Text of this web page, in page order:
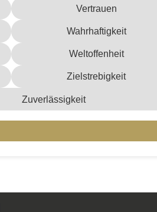
Vertrauen
Wahrhaftigkeit
Weltoffenheit
Zielstrebigkeit
Zuverlässigkeit